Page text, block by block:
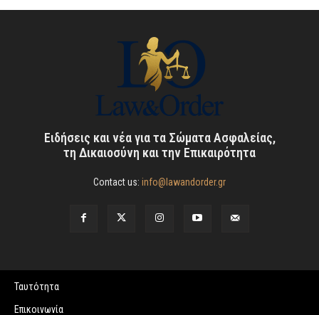
Ειδήσεις και νέα για τα Σώματα Ασφαλείας,
τη Δικαιοσύνη και την Επικαιρότητα
Contact us: info@lawandorder.gr
Ταυτότητα
Επικοινωνία